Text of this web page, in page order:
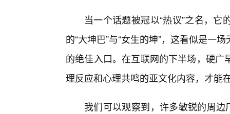
当一个话题被冠以“热议”之名，
的“大坤巴”与“女生的坤”，这看似是一
的绝佳入口。在互联网的下半场，硬
理反应和心理共鸣的亚文化内容，才能
我们可以观察到，许多敏锐的周边